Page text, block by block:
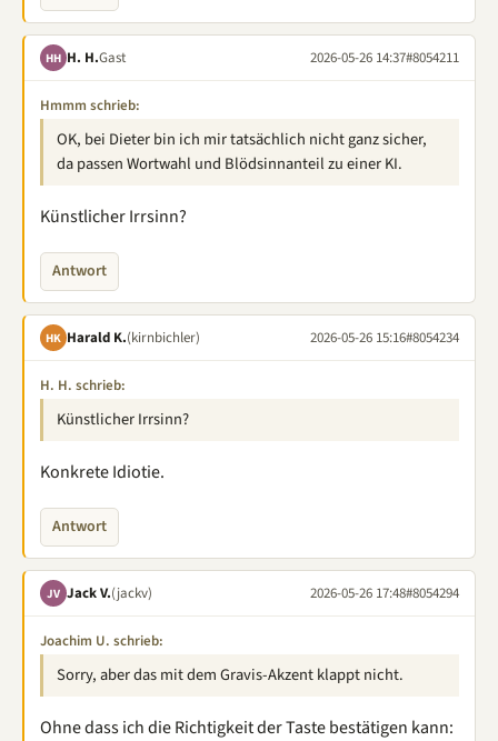
HH H. H.Gast 2026-05-26 14:37#8054211
Hmmm schrieb:
OK, bei Dieter bin ich mir tatsächlich nicht ganz sicher,
da passen Wortwahl und Blödsinnanteil zu einer KI.
Künstlicher Irrsinn?
Antwort
HK Harald K.(kirnbichler) 2026-05-26 15:16#8054234
H. H. schrieb:
Künstlicher Irrsinn?
Konkrete Idiotie.
Antwort
JV Jack V.(jackv) 2026-05-26 17:48#8054294
Joachim U. schrieb:
Sorry, aber das mit dem Gravis-Akzent klappt nicht.
Ohne dass ich die Richtigkeit der Taste bestätigen kann: